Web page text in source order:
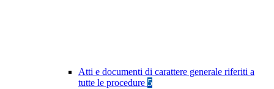
Atti e documenti di carattere generale riferiti a
tutte le procedure 5